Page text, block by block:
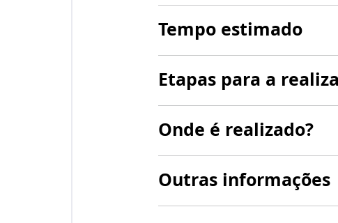
Tempo estimado
Etapas para a
Onde é realizado?
Outras informações